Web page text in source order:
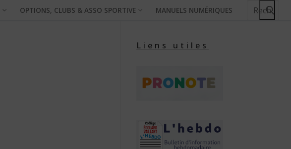
OPTIONS, CLUBS & ASSO SPORTIVE MANUELS NUMÉRIQUES
Rechercher
Liens utiles